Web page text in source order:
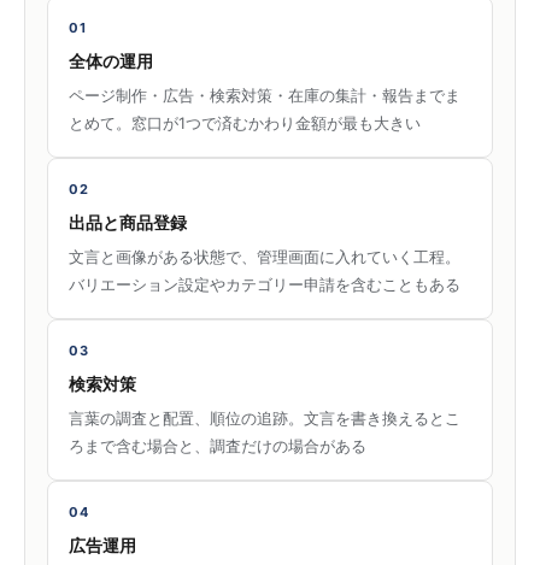
01
全体の運用
ページ制作・広告・検索対策・在庫の集計・報告までま
とめて。窓口が1つで済むかわり金額が最も大きい
02
出品と商品登録
文言と画像がある状態で、管理画面に入れていく工程。
バリエーション設定やカテゴリー申請を含むこともある
03
検索対策
言葉の調査と配置、順位の追跡。文言を書き換えるとこ
ろまで含む場合と、調査だけの場合がある
04
広告運用